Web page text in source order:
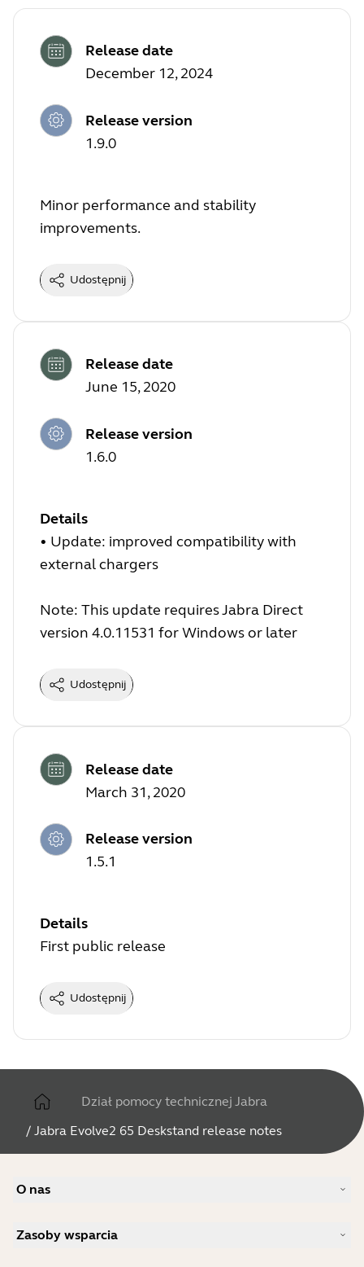
Release date
December 12, 2024
Release version
1.9.0
Minor performance and stability
improvements.
Udostępnij
Release date
June 15, 2020
Release version
1.6.0
Details
• Update: improved compatibility with
external chargers
Note: This update requires Jabra Direct
version 4.0.11531 for Windows or later
Udostępnij
Release date
March 31, 2020
Release version
1.5.1
Details
First public release
Udostępnij
Dział pomocy technicznej Jabra
/ Jabra Evolve2 65 Deskstand release notes
O nas
Praca
Zasoby wsparcia